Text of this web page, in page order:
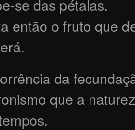
se das pétalas.
então o fruto que
da
que a